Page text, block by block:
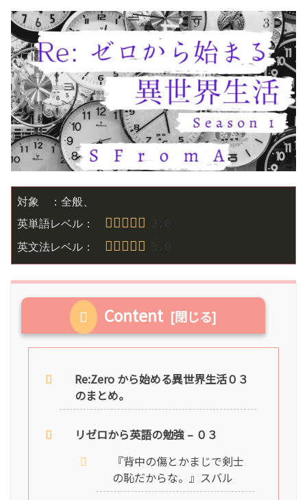
対象　：全般、
英単語レベル：
英文法レベル：
Content
Re:Zero から始める異世界生活０３
のまとめ。
リゼロから英語の勉強 – ０３
『背中の傷とかまじで剣士
の恥だからな。』スバル